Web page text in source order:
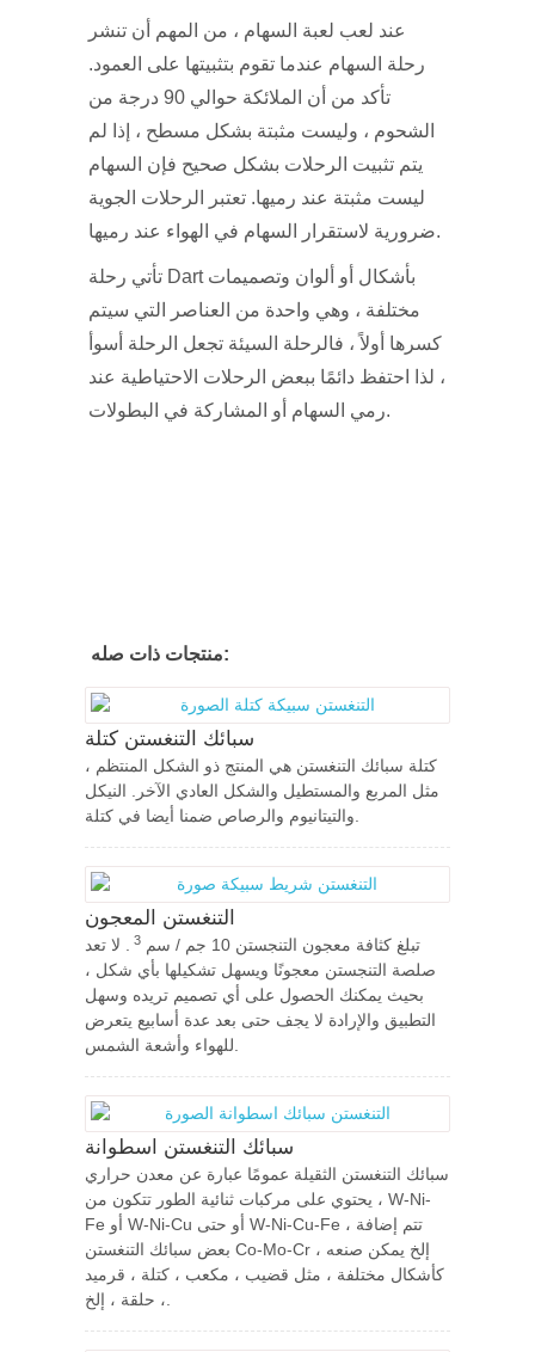
عند لعب لعبة السهام ، من المهم أن تنشر
رحلة السهام عندما تقوم بتثبيتها على العمود.
تأكد من أن الملائكة حوالي 90 درجة من
الشحوم ، وليست مثبتة بشكل مسطح ، إذا لم
يتم تثبيت الرحلات بشكل صحيح فإن السهام
ليست مثبتة عند رميها. تعتبر الرحلات الجوية
ضرورية لاستقرار السهام في الهواء عند رميها.
تأتي رحلة Dart بأشكال أو ألوان وتصميمات
مختلفة ، وهي واحدة من العناصر التي سيتم
كسرها أولاً ، فالرحلة السيئة تجعل الرحلة أسوأ
، لذا احتفظ دائمًا ببعض الرحلات الاحتياطية عند
رمي السهام أو المشاركة في البطولات.
منتجات ذات صله:
سبائك التنغستن كتلة
كتلة سبائك التنغستن هي المنتج ذو الشكل المنتظم ،
مثل المربع والمستطيل والشكل العادي الآخر. النيكل
والتيتانيوم والرصاص ضمنا أيضا في كتلة.
التنغستن المعجون
تبلغ كثافة معجون التنجستن 10 جم / سم 3 . لا تعد
صلصة التنجستن معجونًا ويسهل تشكيلها بأي شكل ،
بحيث يمكنك الحصول على أي تصميم تريده وسهل
التطبيق والإرادة لا يجف حتى بعد عدة أسابيع يتعرض
للهواء وأشعة الشمس.
سبائك التنغستن اسطوانة
سبائك التنغستن الثقيلة عمومًا عبارة عن معدن حراري
، يحتوي على مركبات ثنائية الطور تتكون من W-Ni-
Fe أو W-Ni-Cu أو حتى W-Ni-Cu-Fe ، تتم إضافة
بعض سبائك التنغستن Co-Mo-Cr ، إلخ يمكن صنعه
كأشكال مختلفة ، مثل قضيب ، مكعب ، كتلة ، قرميد
، حلقة ، إلخ.